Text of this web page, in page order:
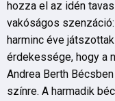
hozza el az idén
vakóságos
harminc éve
érdekessége, hogy a
Andrea Berth
színre. A harmadik